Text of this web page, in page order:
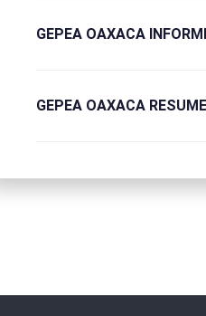
GEPEA OAXACA
GEPEA OAXACA